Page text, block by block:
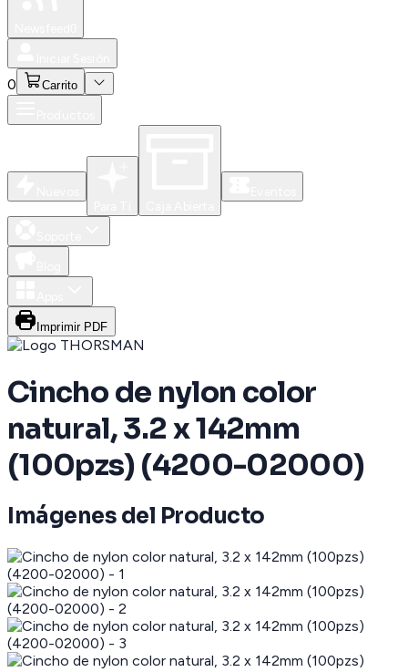
0 Carrito
Imprimir PDF
Cincho de nylon color
natural, 3.2 x 142mm
(100pzs) (4200-02000)
Imágenes del Producto